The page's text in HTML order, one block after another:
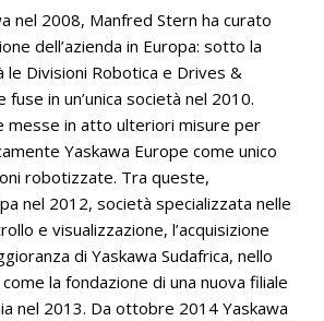
nel 2008, Manfred Stern ha curato
dell’azienda in Europa: sotto la
le Divisioni Robotica e Drives &
in un’unica società nel 2010.
messe in atto ulteriori misure per
Yaskawa Europe come unico
robotizzate. Tra queste,
nel 2012, società specializzata nelle
e visualizzazione, l’acquisizione
di Yaskawa Sudafrica, nello
la fondazione di una nuova filiale
nel 2013. Da ottobre 2014 Yaskawa